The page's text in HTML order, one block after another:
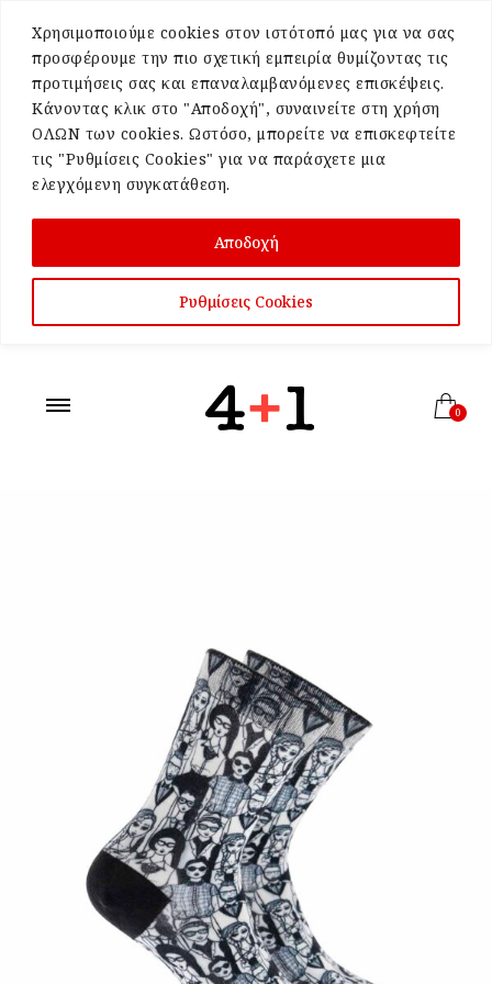
Χρησιμοποιούμε cookies στον ιστότοπό μας για να σας
προσφέρουμε την πιο σχετική εμπειρία θυμίζοντας τις
προτιμήσεις σας και επαναλαμβανόμενες επισκέψεις.
Κάνοντας κλικ στο "Αποδοχή", συναινείτε στη χρήση
ΟΛΩΝ των cookies. Ωστόσο, μπορείτε να επισκεφτείτε
τις "Ρυθμίσεις Cookies" για να παράσχετε μια
ελεγχόμενη συγκατάθεση.
Ρυθμίσεις Cookies
Αποδοχή
0